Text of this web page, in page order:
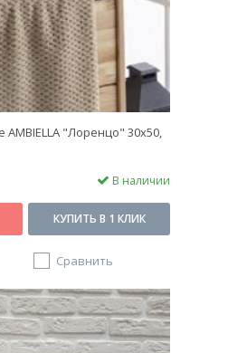
"Лоренцо" 30х50,
В наличии
КУПИТЬ В 1 КЛИК
Сравнить